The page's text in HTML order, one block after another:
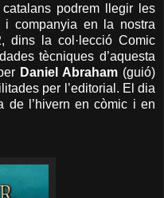
podrem llegir les
i companyia en la nostra
dins la col·lecció Comic
tècniques d’aquesta
Daniel Abraham (guió)
per l’editorial. El dia
de l’hivern en còmic i en